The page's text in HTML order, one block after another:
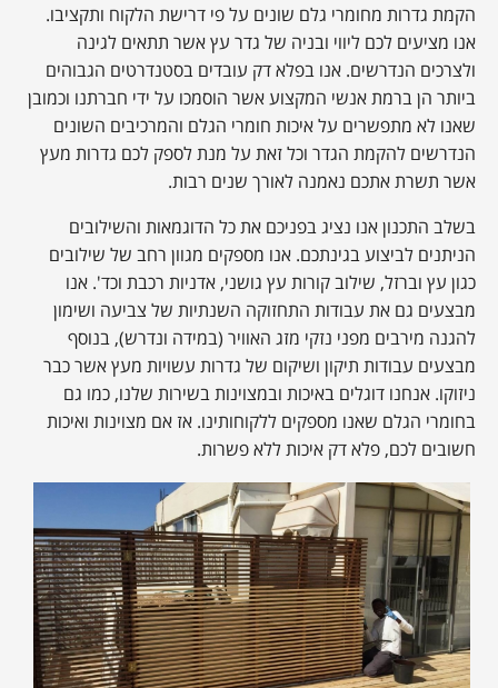
הקמת גדרות מחומרי גלם שונים על פי דרישת הלקוח ותקציבו.
אנו מציעים לכם ליווי ובניה של גדר עץ אשר תתאים לגינה
ולצרכים הנדרשים. אנו בפלא דק עובדים בסטנדרטים הגבוהים
ביותר הן ברמת אנשי המקצוע אשר הוסמכו על ידי חברתנו וכמובן
שאנו לא מתפשרים על איכות חומרי הגלם והמרכיבים השונים
הנדרשים להקמת הגדר וכל זאת על מנת לספק לכם גדרות מעץ
אשר תשרת אתכם נאמנה לאורך שנים רבות.
בשלב התכנון אנו נציג בפניכם את כל הדוגמאות והשילובים
הניתנים לביצוע בגינתכם. אנו מספקים מגוון רחב של שילובים
כגון עץ וברזל, שילוב קורות עץ גושני, אדניות רכבת וכד'. אנו
מבצעים גם את עבודות התחזוקה השנתיות של צביעה ושימון
להגנה מירבים מפני נזקי מזג האוויר (במידה ונדרש), בנוסף
מבצעים עבודות תיקון ושיקום של גדרות עשויות מעץ אשר כבר
ניזוקו. אנחנו דוגלים באיכות ובמצוינות בשירות שלנו, כמו גם
בחומרי הגלם שאנו מספקים ללקוחותינו. אז אם מצוינות ואיכות
חשובים לכם, פלא דק איכות ללא פשרות.